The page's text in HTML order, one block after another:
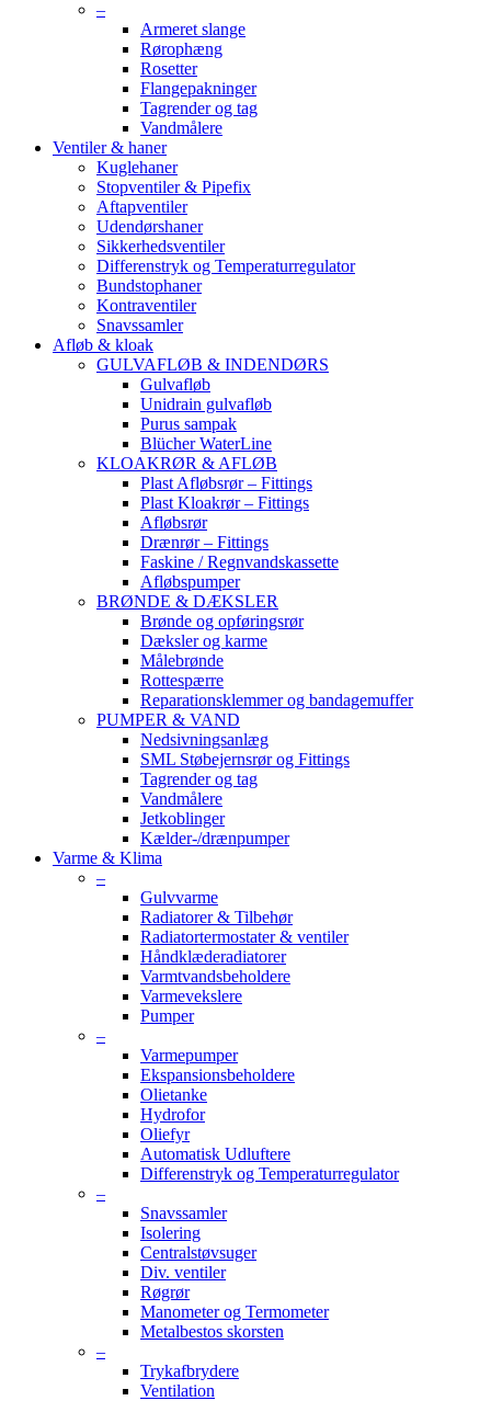
–
Armeret slange
Rørophæng
Rosetter
Flangepakninger
Tagrender og tag
Vandmålere
Ventiler & haner
Kuglehaner
Stopventiler & Pipefix
Aftapventiler
Udendørshaner
Sikkerhedsventiler
Differenstryk og Temperaturregulator
Bundstophaner
Kontraventiler
Snavssamler
Afløb & kloak
GULVAFLØB & INDENDØRS
Gulvafløb
Unidrain gulvafløb
Purus sampak
Blücher WaterLine
KLOAKRØR & AFLØB
Plast Afløbsrør – Fittings
Plast Kloakrør – Fittings
Afløbsrør
Drænrør – Fittings
Faskine / Regnvandskassette
Afløbspumper
BRØNDE & DÆKSLER
Brønde og opføringsrør
Dæksler og karme
Målebrønde
Rottespærre
Reparationsklemmer og bandagemuffer
PUMPER & VAND
Nedsivningsanlæg
SML Støbejernsrør og Fittings
Tagrender og tag
Vandmålere
Jetkoblinger
Kælder-/drænpumper
Varme & Klima
–
Gulvvarme
Radiatorer & Tilbehør
Radiatortermostater & ventiler
Håndklæderadiatorer
Varmtvandsbeholdere
Varmevekslere
Pumper
–
Varmepumper
Ekspansionsbeholdere
Olietanke
Hydrofor
Oliefyr
Automatisk Udluftere
Differenstryk og Temperaturregulator
–
Snavssamler
Isolering
Centralstøvsuger
Div. ventiler
Røgrør
Manometer og Termometer
Metalbestos skorsten
–
Trykafbrydere
Ventilation